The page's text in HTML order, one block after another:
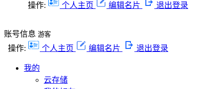
操作: 个人主页 编辑名片 退出登录
账号信息 游客
操作: 个人主页 编辑名片 退出登录
我的
云存储